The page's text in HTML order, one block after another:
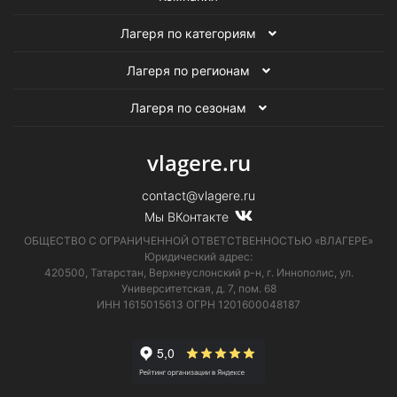
Лагеря по категориям
Лагеря по регионам
Лагеря по сезонам
vlagere.ru
contact@vlagere.ru
Мы ВКонтакте
ОБЩЕСТВО С ОГРАНИЧЕННОЙ ОТВЕТСТВЕННОСТЬЮ «ВЛАГЕРЕ»
Юридический адрес:
420500, Татарстан, Верхнеуслонский р-н, г. Иннополис, ул.
Университетская, д. 7, пом. 68
ИНН 1615015613 ОГРН 1201600048187